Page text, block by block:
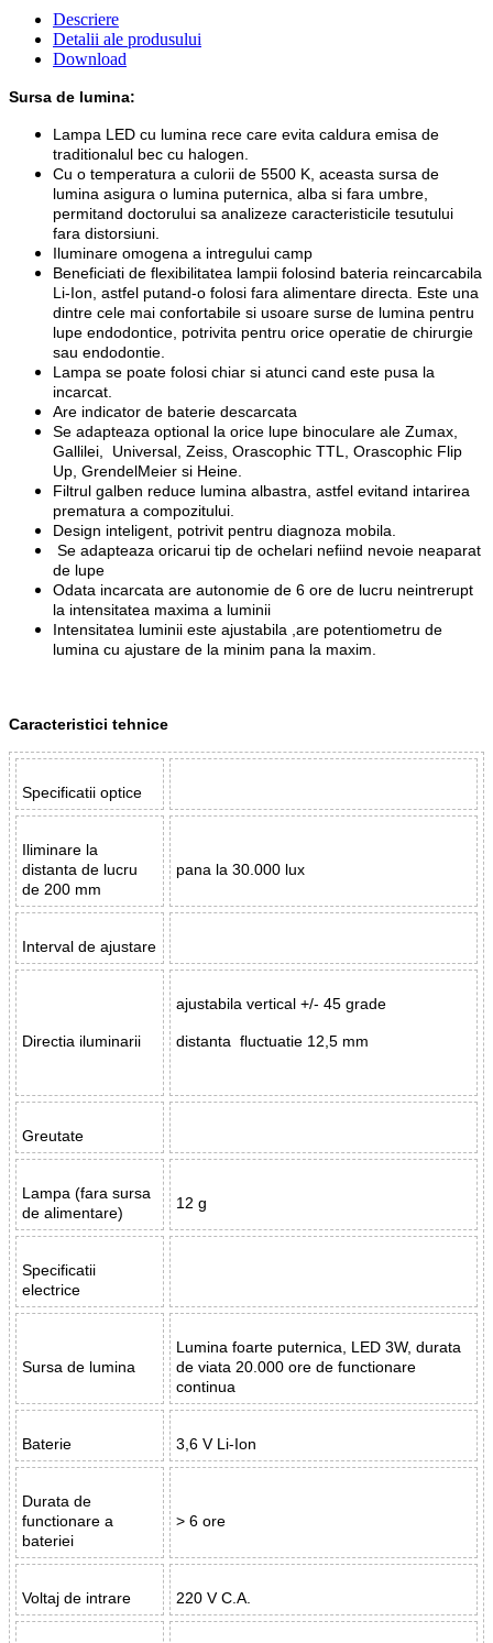
Descriere
Detalii ale produsului
Download
Sursa de lumina:
Lampa LED cu lumina rece care evita caldura emisa de
traditionalul bec cu halogen.
Cu o temperatura a culorii de 5500 K, aceasta sursa de
lumina asigura o lumina puternica, alba si fara umbre,
permitand doctorului sa analizeze caracteristicile tesutului
fara distorsiuni.
Iluminare omogena a intregului camp
Beneficiati de flexibilitatea lampii folosind bateria reincarcabila
Li-Ion, astfel putand-o folosi fara alimentare directa. Este una
dintre cele mai confortabile si usoare surse de lumina pentru
lupe endodontice, potrivita pentru orice operatie de chirurgie
sau endodontie.
Lampa se poate folosi chiar si atunci cand este pusa la
incarcat.
Are indicator de baterie descarcata
Se adapteaza optional la orice lupe binoculare ale Zumax,
Gallilei, Universal, Zeiss, Orascophic TTL, Orascophic Flip
Up, GrendelMeier si Heine.
Filtrul galben reduce lumina albastra, astfel evitand intarirea
prematura a compozitului.
Design inteligent, potrivit pentru diagnoza mobila.
Se adapteaza oricarui tip de ochelari nefiind nevoie neaparat
de lupe
Odata incarcata are autonomie de 6 ore de lucru neintrerupt
la intensitatea maxima a luminii
Intensitatea luminii este ajustabila ,are potentiometru de
lumina cu ajustare de la minim pana la maxim.
Caracteristici tehnice
Specificatii optice
Iliminare la
distanta de lucru
de 200 mm
pana la 30.000 lux
Interval de ajustare
Directia iluminarii
ajustabila vertical +/- 45 grade
distanta fluctuatie 12,5 mm
Greutate
Lampa (fara sursa
de alimentare)
12 g
Specificatii
electrice
Sursa de lumina
Lumina foarte puternica, LED 3W, durata
de viata 20.000 ore de functionare
continua
Baterie 3,6 V Li-Ion
Durata de
functionare a
bateriei
> 6 ore
Voltaj de intrare 220 V C.A.